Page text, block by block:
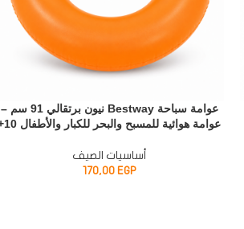
عوامة سباحة Bestway نيون برتقالي 91 سم –
عوامة هوائية للمسبح والبحر للكبار والأطفال 10+
أساسيات الصيف
170,00 EGP